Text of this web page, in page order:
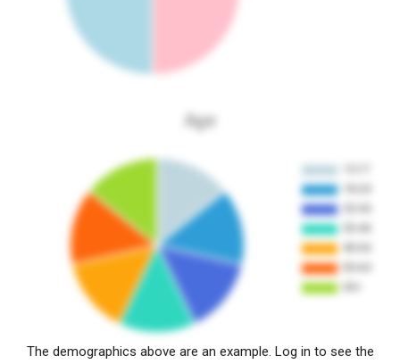
Age
The demographics above are an example. Log in to see the